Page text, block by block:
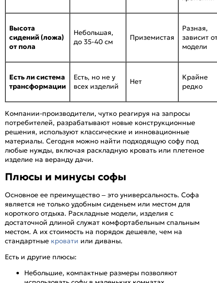
Высота
сидений (ложа)
от пола
Небольшая,
до 35-40 см
Приземистая
Разная,
зависит
модели
Есть ли система
трансформации
Есть, но не у
всех изделий
Нет
Крайне
редко
Компании-производители, чутко реагируя на запросы
потребителей, разрабатывают новые конструкционные
решения, используют классические и инновационные
материалы. Сегодня можно найти подходящую софу под
любые нужды, включая раскладную кровать или плетеное
изделие на веранду дачи.
Плюсы и минусы софы
Основное ее преимущество – это универсальность. Софа
является не только удобным сиденьем или местом для
короткого отдыха. Раскладные модели, изделия с
достаточной длиной служат комфортабельным спальным
местом. А их стоимость на порядок дешевле, чем на
стандартные кровати или диваны.
Есть и другие плюсы:
Небольшие, компактные размеры позволяют